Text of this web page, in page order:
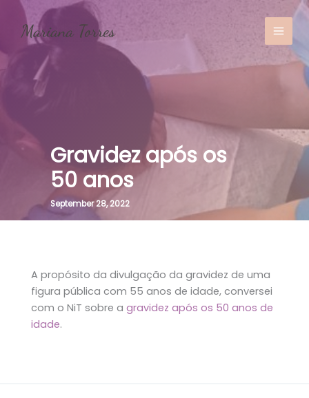
content
Gravidez após os
50 anos
September 28, 2022
A propósito da divulgação da gravidez de uma
figura pública com 55 anos de idade, conversei
com o NiT sobre a gravidez após os 50 anos de
idade.